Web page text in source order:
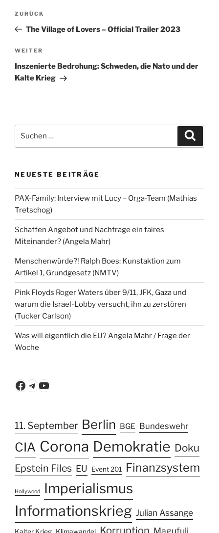
Beitragsnavigation
Vorheriger
Beitrag
ZURÜCK
The Village of Lovers – Official Trailer 2023
Nächster
Beitrag
WEITER
Inszenierte Bedrohung: Schweden, die Nato und der
Kalte Krieg
nach:
NEUESTE BEITRÄGE
PAX-Family: Interview mit Lucy – Orga-Team (Mathias
Tretschog)
Schaffen Angebot und Nachfrage ein faires
Miteinander? (Angela Mahr)
Menschenwürde?! Ralph Boes: Kunstaktion zum
Artikel 1, Grundgesetz (NMTV)
Pink Floyds Roger Waters über 9/11, JFK, Gaza und
warum die Israel-Lobby versucht, ihn zu zerstören
(Tucker Carlson)
Was will eigentlich die EU? Angela Mahr / Frage der
Woche
Facebook
Telegram
YouTube
11. September Berlin BGE Bundeswehr
CIA Corona Demokratie Doku
Epstein Files EU Event 201 Finanzsystem
Hollywood
Imperialismus
Informationskrieg Julian Assange
Magufuli